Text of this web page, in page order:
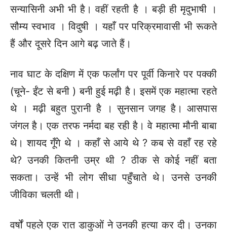
सन्यासिनी अभी भी है। वहीं रहती है । बड़ी ही मृदुभाषी ।
सौम्य स्वभाव । विदुषी । यहाँ पर परिक्रमावासी भी रूकते
हैं और दूसरे दिन आगे बढ़ जाते हैं।
नाव घाट के दक्षिण में एक फर्लांग पर पूर्वी किनारे पर पक्की
(चूने- ईंट से बनी ) बनी हुई मढ़ी है। इसमें एक महात्मा रहते
थे । मढ़ी बहुत पुरानी है । सुनसान जगह है। आसपास
जंगल है। एक तरफ नर्मदा बह रही है। वे महात्मा मौनी बाबा
थे। शायद गूँगे थे । कहाँ से आये थे ? कब से वहाँ रह रहे
थे? उनकी कितनी उम्र थी ? ठीक से कोई नहीं बता
सकता। उन्हें भी लोग सीधा पहुँचाते थे। उनसे उनकी
जीविका चलती थी।
वर्षों पहले एक रात डाकुओं ने उनकी हत्या कर दी। उनका